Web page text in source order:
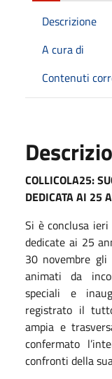
Descrizione
A cura di
Contenuti
COLLICOLA25:
DEDICATA AI 25
Si è conclusa
dedicate ai 25
30 novembre gli
animati da
speciali e
registrato il
ampia e
confermato
confronti della